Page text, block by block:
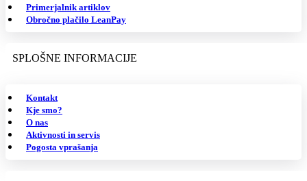
Primerjalnik artiklov
Obročno plačilo LeanPay
SPLOŠNE INFORMACIJE
Kontakt
Kje smo?
O nas
Aktivnosti in servis
Pogosta vprašanja